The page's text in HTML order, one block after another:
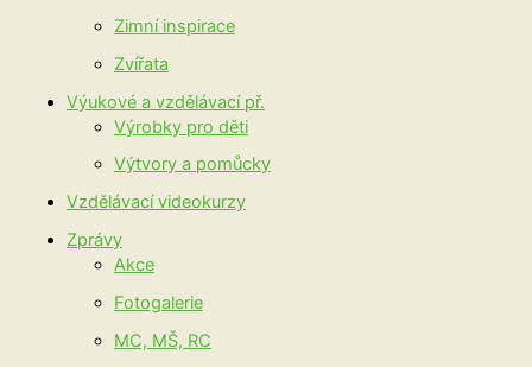
Zimní inspirace
Zvířata
Výukové a vzdělávací př.
Výrobky pro děti
Výtvory a pomůcky
Vzdělávací videokurzy
Zprávy
Akce
Fotogalerie
MC, MŠ, RC